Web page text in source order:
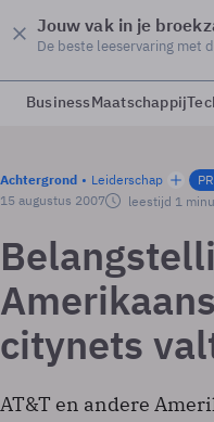
Jouw vak in je
De beste leeservaring met
BusinessMaatschappij
Achtergrond Leiderschap
15 augustus 2007
leestijd 1
citynets
AT&T en andere